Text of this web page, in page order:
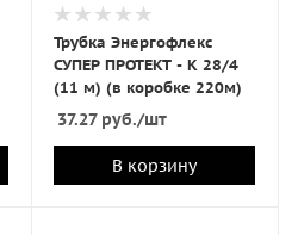
Трубка Энергофлекс
СУПЕР ПРОТЕКТ - К 28/4
(11 м) (в коробке 220м)
37.27руб./шт
В корзину